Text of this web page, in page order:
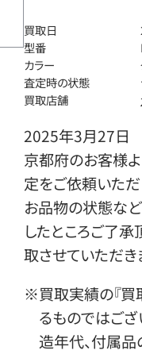
買取日
型番
カラー
査定時の状態
買取店舗
2025年3月27日
京都府のお客様よ
定をご依頼いただ
お品物の状態など
したところご了
取させていただき
※買取実績の『買
るものではござ
造年代、付属品